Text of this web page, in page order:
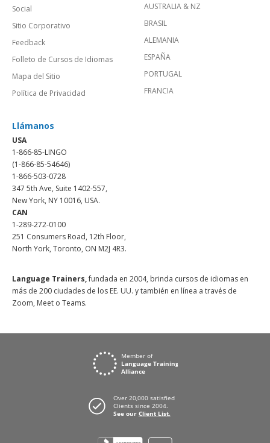
Social
Sitio Corporativo
Feedback
Folleto de Cursos de Idiomas
Mapa del Sitio
Política de Privacidad
AUSTRALIA & NZ
BRASIL
ALEMANIA
ESPAÑA
PORTUGAL
FRANCIA
Llámanos
USA
1-866-85-LINGO
(1-866-85-54646)
1-866-503-0728
347 5th Ave, Suite 1402-557,
New York, NY 10016, USA.
CAN
1-289-272-0100
251 Consumers Road, 12th Floor,
North York, Toronto, ON M2J 4R3.
Language Trainers,fundada en 2004, brinda cursos de idiomas en
más de 200 ciudades de los EE. UU. y también en línea a través de
Zoom, Meet o Teams.